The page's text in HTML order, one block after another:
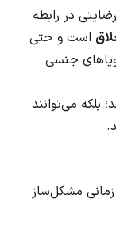
در رابطه
است و حتی
جنسی
بلکه می‌توانند
زمانی مشکل‌ساز